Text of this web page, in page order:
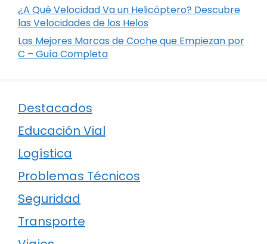
¿A Qué Velocidad Va un Helicóptero? Descubre
las Velocidades de los Helos
Las Mejores Marcas de Coche que Empiezan por
C – Guía Completa
Destacados
Educación Vial
Logística
Problemas Técnicos
Seguridad
Transporte